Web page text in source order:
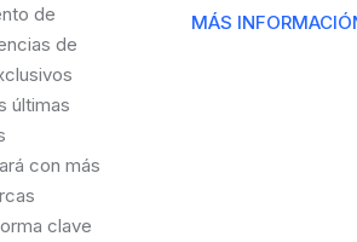
de
de
últimas
con más
clave
MÁS